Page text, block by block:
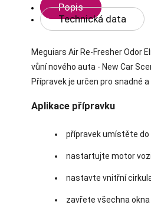
Popis
Technická data
Meguiars Air Re-Fresher Odor
vůní nového auta - New Car
Přípravek je určen pro snadné
Aplikace přípravku
přípravek umístěte do
nastartujte motor
nastavte vnitřní
zavřete všechna okna